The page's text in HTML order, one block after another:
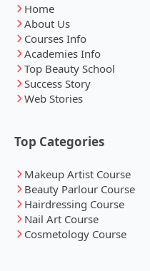
Home
About Us
Courses Info
Academies Info
Top Beauty School
Success Story
Web Stories
Top Categories
Makeup Artist Course
Beauty Parlour Course
Hairdressing Course
Nail Art Course
Cosmetology Course